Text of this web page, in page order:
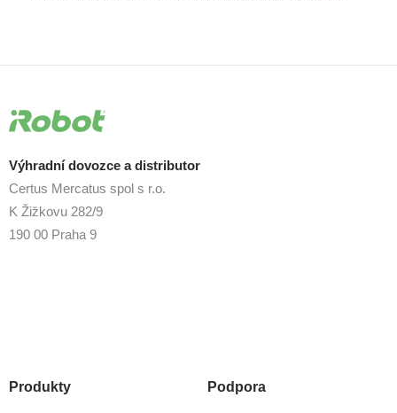
Výhradní dovozce a distributor
Certus Mercatus spol s r.o.
K Žižkovu 282/9
190 00 Praha 9
Produkty Podpora